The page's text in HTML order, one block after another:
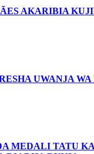
AKARIBIA
UWANJA
MEDALI TATU